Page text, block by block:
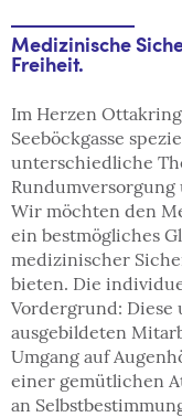
Medizinische
Freiheit.
Im Herzen
Seeböckgasse
unterschiedliche
Wir möchten den
ein bestmögliches
medizinischer
bieten. Die
Vordergrund:
ausgebildeten
Umgang auf
einer gemütlichen
an